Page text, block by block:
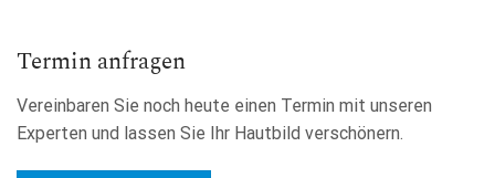
Termin anfragen
Vereinbaren Sie noch heute einen Termin mit unseren
Experten und lassen Sie Ihr Hautbild verschönern.